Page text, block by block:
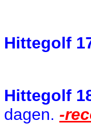
Hittegolf
Hittegolf
dagen. -